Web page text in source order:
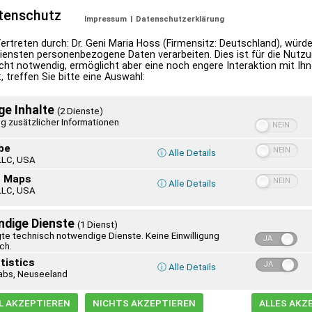
die Frau des Anfangs der
Etwa 20 Personen waren am Fest „Mariä
Einladung ins Karl-Leisner-Heim in
der Heimsuchung Mariens, um die
Gertraud von Bullion, die die treibende
Frauenbewegung von Schönstatt war.
Sie war eine dynamische Frau und brannte
Menschenherzen für Christus, seine Mutter
Referentin, Renate Steinhöfel, stellte in
wie die Gräfin auch in schweren Situationen auf Gott
tat. So wurde sie vom aktiven Dienst für die
Impressum | Datenschutzerklärung
durch: Dr. Geni Maria Hoss (Firmensitz: Deutschland),
personenbezogene Daten verarbeiten. Dies ist für die
notwendig, ermöglicht aber eine noch engere Interaktion mit
treffen Sie bitte eine Auswahl:
Inhalte (2 Dienste)
zusätzlicher Informationen
USA
ⓘ Alle Details
Maps
USA
ⓘ Alle Details
Dienste (1 Dienst)
technisch notwendige Dienste. Keine Einwilligung
Neuseeland
ⓘ Alle Details
AKZEPTIEREN NICHTS AKZEPTIEREN ALLES